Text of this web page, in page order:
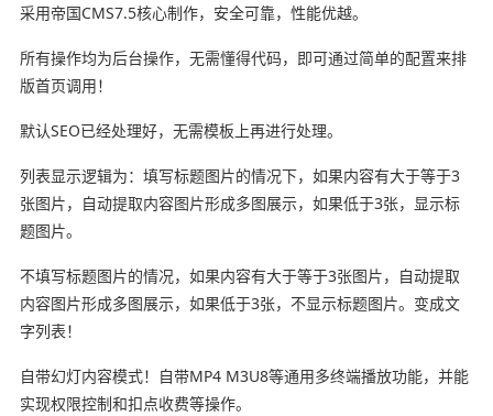
采用帝国CMS7.5核心制作，安全可靠，性能优越。
所有操作均为后台操作，无需懂得代码，即可通过简单的配置来排
版首页调用！
默认SEO已经处理好，无需模板上再进行处理。
列表显示逻辑为：填写标题图片的情况下，如果内容有大于等于3
张图片，自动提取内容图片形成多图展示，如果低于3张，显示标
题图片。
不填写标题图片的情况，如果内容有大于等于3张图片，自动提取
内容图片形成多图展示，如果低于3张，不显示标题图片。变成文
字列表！
自带幻灯内容模式！自带MP4 M3U8等通用多终端播放功能，并能
实现权限控制和扣点收费等操作。